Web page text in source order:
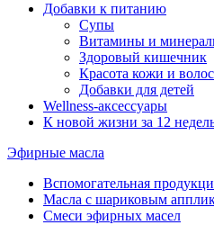
Добавки к питанию
Супы
Витамины и
Здоровый кишечник
Красота кожи и волос
Добавки для детей
Wellness-аксессуары
К новой жизни за 12
Эфирные масла
Вспомогательная
Масла с шариковым
Смеси эфирных масел